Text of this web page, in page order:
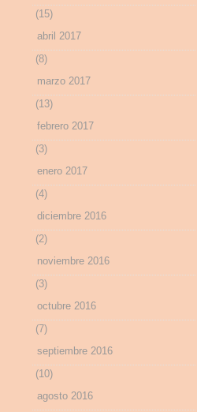
(15)
abril 2017
(8)
marzo 2017
(13)
febrero 2017
(3)
enero 2017
(4)
diciembre 2016
(2)
noviembre 2016
(3)
octubre 2016
(7)
septiembre 2016
(10)
agosto 2016